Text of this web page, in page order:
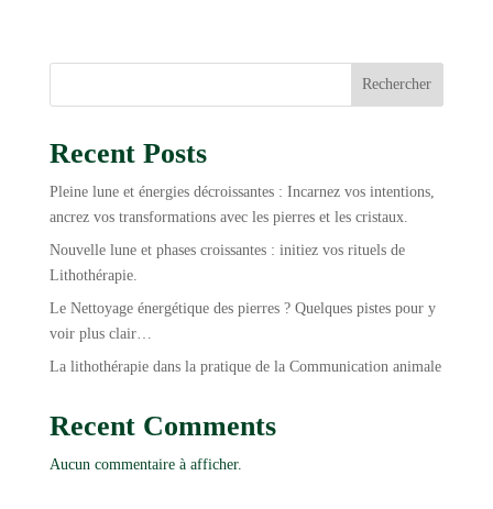
Rechercher
Recent Posts
Pleine lune et énergies décroissantes : Incarnez vos intentions,
ancrez vos transformations avec les pierres et les cristaux.
Nouvelle lune et phases croissantes : initiez vos rituels de
Lithothérapie.
Le Nettoyage énergétique des pierres ? Quelques pistes pour y
voir plus clair…
La lithothérapie dans la pratique de la Communication animale
Recent Comments
Aucun commentaire à afficher.